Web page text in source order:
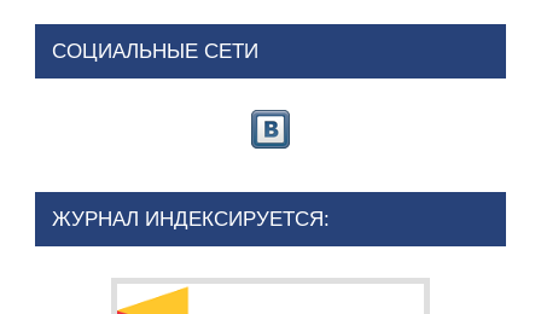
СОЦИАЛЬНЫЕ СЕТИ
ЖУРНАЛ ИНДЕКСИРУЕТСЯ: